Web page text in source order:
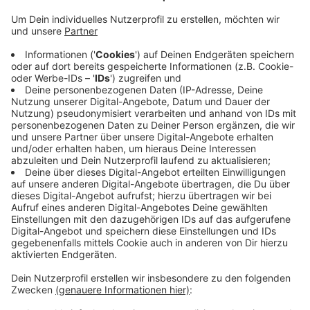
Die Arbeiten beginnen an der Lilienthalstraße /
Freiligrathplatz. Auch in Rath bekommen Anwohner
den Start der Bauarbeiten mit. An der Eckener Straße
wird die Sackgasse beim TUS Nord für den
Autoverkehr gesperrt. Anschließend werden die
Arbeiten an der Flughafenstraße fortgesetzt. Ob der
von der Stadt geplante Zeitplan eingehalten werden
kann, ist wegen einer Klage unsicher.
Anzeige